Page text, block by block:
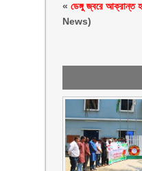
«ডেঙ্গু জ্বরে আক্রান্ত
News)